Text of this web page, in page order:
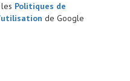
Politiques de
de Google